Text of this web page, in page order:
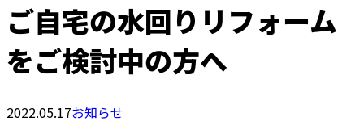
ご自宅の水回りリフォーム
をご検討中の方へ
2022.05.17お知らせ